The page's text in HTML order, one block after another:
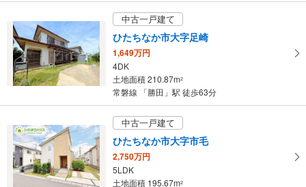
中古一戸建て
ひたちなか市大字足崎
1,649万円
4DK
土地面積 210.87m2
常磐線 「勝田」駅 徒歩63分
中古一戸建て
ひたちなか市大字市毛
2,750万円
5LDK
土地面積 195.67m2